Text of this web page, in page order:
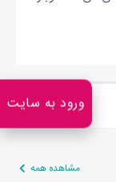
مشاهده همه
ورود به سایت